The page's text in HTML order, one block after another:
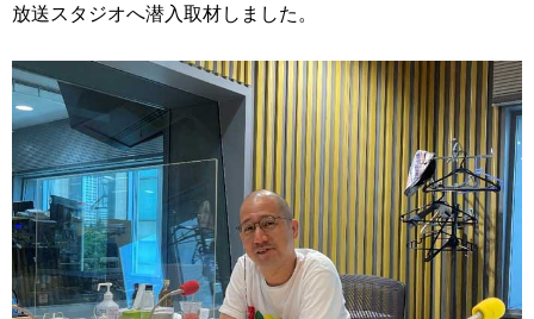
放送スタジオへ潜入取材しました。